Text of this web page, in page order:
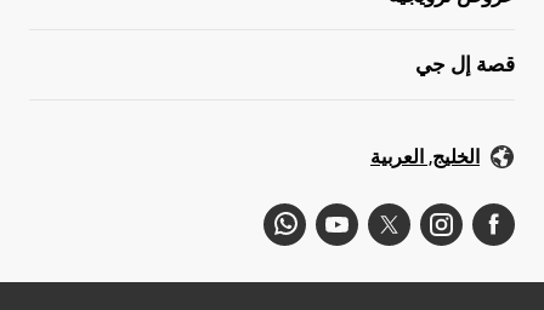
قصة إل جي
الخليج, العربية